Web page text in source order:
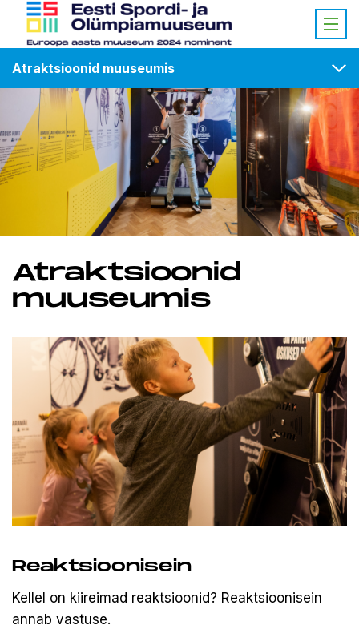
Atraktsioonid muuseumis
Atraktsioonid
muuseumis
Reaktsioonisein
Kellel on kiireimad reaktsioonid? Reaktsioonisein
annab vastuse.